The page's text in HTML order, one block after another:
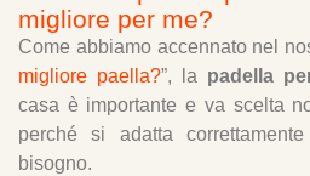
migliore per me?
Come abbiamo accennato nel
migliore paella?”, la padella
casa è importante e va scelta
perché si adatta
bisogno.